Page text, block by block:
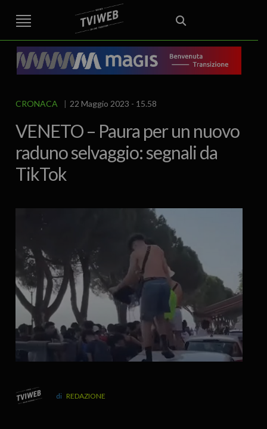
STREET TG CRONACA VENETO
VICENZA E PROVINCIA
AREA BERICA
ECONOMIA ATTUALITA’ POLITICA
EDITORIALE ITALIA E MONDO CURIOSITÀ – LIFESTYLE
CULTURA ARTE
SPORT
IL GRAFFIO FOOD & DRINK
CRONACA 22 Maggio 2023 - 15.58
VENETO – Paura per un nuovo
raduno selvaggio: segnali da
TikTok
REDAZIONE